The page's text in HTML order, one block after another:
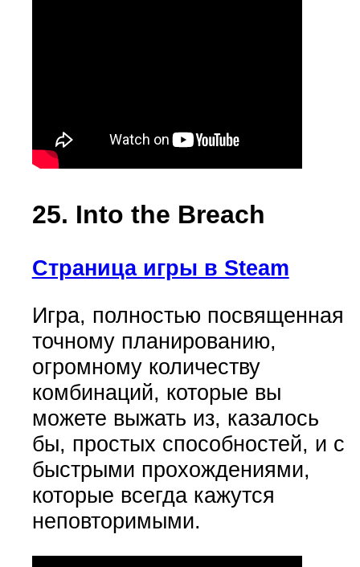
25. Into the Breach
Страница игры в Steam
Игра, полностью посвященная
точному планированию,
огромному количеству
комбинаций, которые вы
можете выжать из, казалось
бы, простых способностей, и с
быстрыми прохождениями,
которые всегда кажутся
неповторимыми.